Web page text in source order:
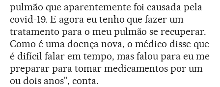
pulmão que aparentemente foi causada pela
covid-19. E agora eu tenho que fazer um
tratamento para o meu pulmão se recuperar.
Como é uma doença nova, o médico disse que
é difícil falar em tempo, mas falou para eu me
preparar para tomar medicamentos por um
ou dois anos”, conta.